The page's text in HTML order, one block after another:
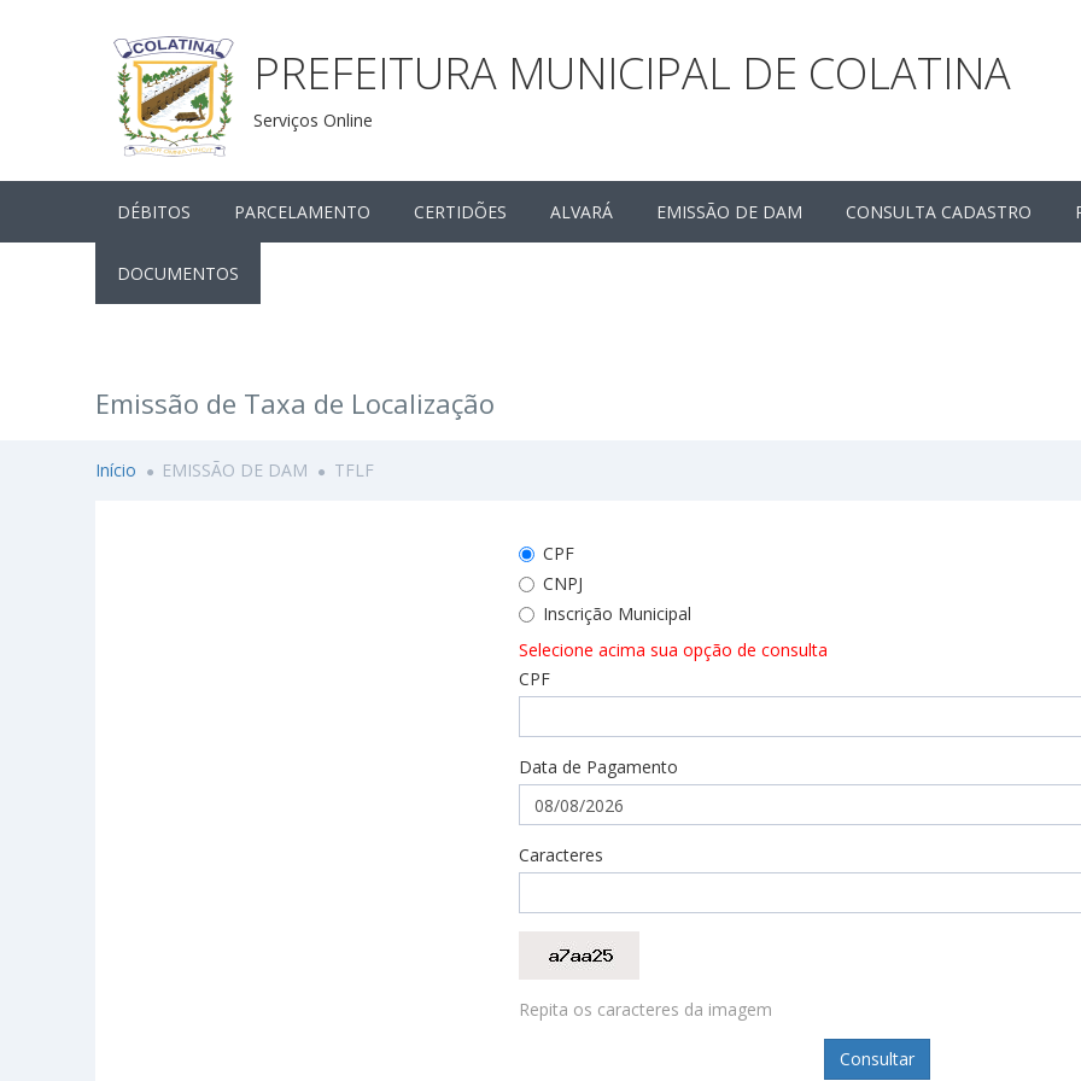
PREFEITURA MUNICIPAL DE COLATINA
Serviços Online
DÉBITOS PARCELAMENTO CERTIDÕES ALVARÁ EMISSÃO DE DAM CONSULTA CADASTRO
DOCUMENTOS
Emissão de Taxa de Localização
Início EMISSÃO DE DAM TFLF
CPF
CNPJ
Inscrição Municipal
Selecione acima sua opção de consulta
CPF
Data de Pagamento
Caracteres
Repita os caracteres da imagem